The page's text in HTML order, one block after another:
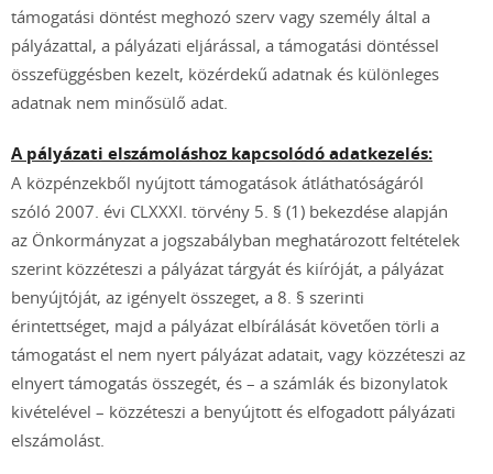
támogatási döntést meghozó szerv vagy személy által a
pályázattal, a pályázati eljárással, a támogatási döntéssel
összefüggésben kezelt, közérdekű adatnak és különleges
adatnak nem minősülő adat.
A pályázati elszámoláshoz kapcsolódó adatkezelés:
A közpénzekből nyújtott támogatások átláthatóságáról
szóló 2007. évi CLXXXI. törvény 5. § (1) bekezdése alapján
az Önkormányzat a jogszabályban meghatározott feltételek
szerint közzéteszi a pályázat tárgyát és kiíróját, a pályázat
benyújtóját, az igényelt összeget, a 8. § szerinti
érintettséget, majd a pályázat elbírálását követően törli a
támogatást el nem nyert pályázat adatait, vagy közzéteszi az
elnyert támogatás összegét, és – a számlák és bizonylatok
kivételével – közzéteszi a benyújtott és elfogadott pályázati
elszámolást.